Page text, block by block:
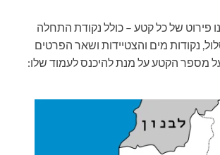
פירוט של כל קטע – כולל נקודת התחלה
נקודות מים והצטיידות ושאר הפרטים
על מספר הקטע על מנת להיכנס לעמוד שלו: